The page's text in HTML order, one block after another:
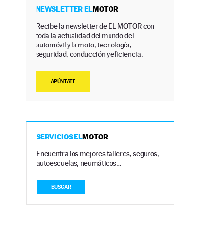
NEWSLETTER ELMOTOR
Recibe la newsletter de EL MOTOR con
toda la actualidad del mundo del
automóvil y la moto, tecnología,
seguridad, conducción y eficiencia.
APÚNTATE
SERVICIOS ELMOTOR
Encuentra los mejores talleres, seguros,
autoescuelas, neumáticos…
BUSCAR